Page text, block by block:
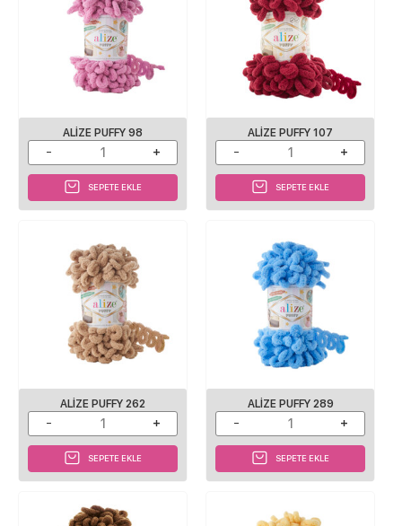
ALIZE PUFFY 98
SEPETE EKLE
ALIZE PUFFY 107
SEPETE EKLE
ALIZE PUFFY 262
SEPETE EKLE
ALIZE PUFFY 289
SEPETE EKLE